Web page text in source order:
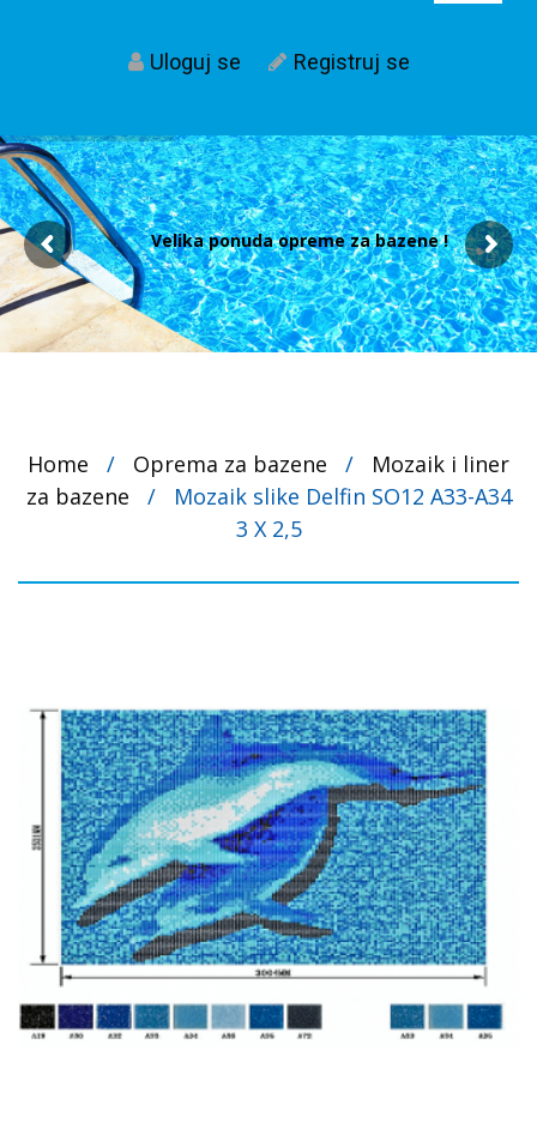
Uloguj se Registruj se
Velika ponuda opreme za bazene !
Home / Oprema za bazene /
Mozaik i liner
za bazene
/
Mozaik slike Delfin SO12 A33-A34
3 X 2,5